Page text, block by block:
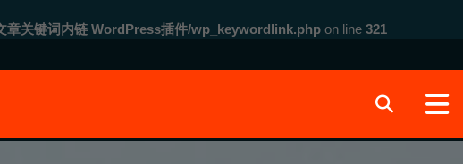
关键词内链 WordPress插件/wp_keywordlink.php on line 321